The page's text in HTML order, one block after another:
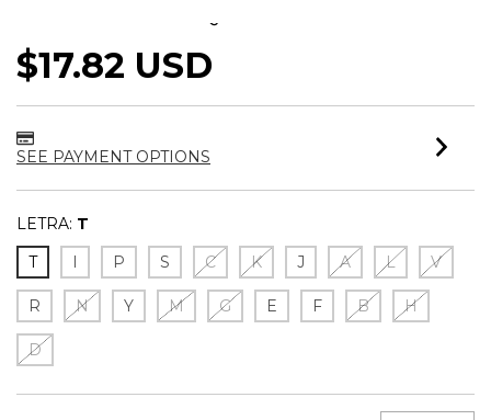
$17.82 USD
SEE PAYMENT OPTIONS
LETRA: T
T
I P S C K J A L V
R N Y M G E F B H
D